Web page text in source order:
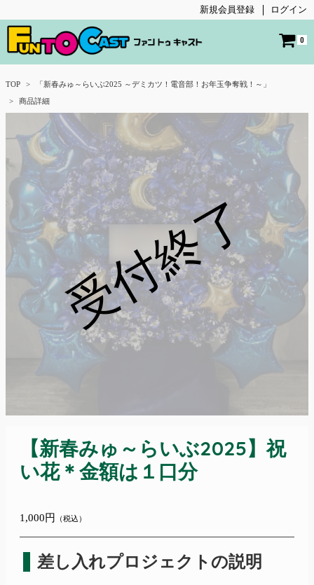
新規会員登録 ログイン
0
TOP
「新春みゅ～らいぶ2025 ～デミカツ！電音部！お年玉争奪戦！～」
商品詳細
受付終了
【新春みゅ～らいぶ2025】祝
い花＊金額は１口分
1,000円 （税込）
差し入れプロジェクトの説明